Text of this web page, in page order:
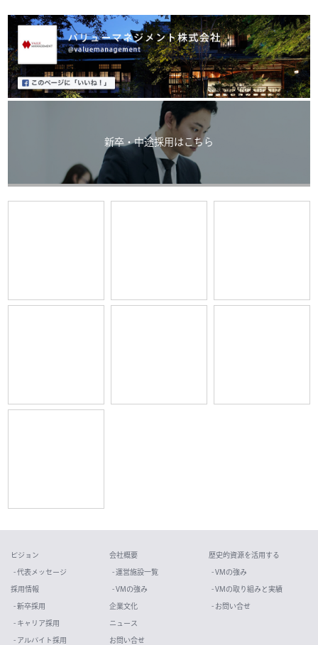
新卒・中途採用はこちら
ビジョン
- 代表メッセージ
採用情報
- 新卒採用
- キャリア採用
- アルバイト採用
会社概要
- 運営施設一覧
- VMの強み
企業文化
ニュース
お問い合せ
歴史的資源を活用する
- VMの強み
- VMの取り組みと実績
- お問い合せ